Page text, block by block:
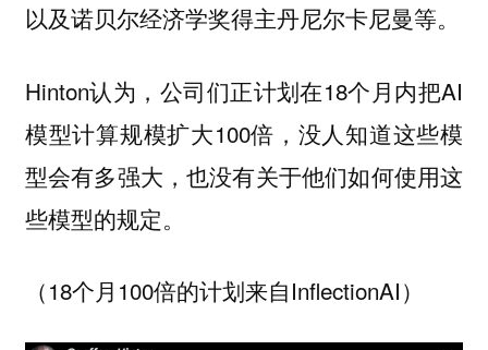
以及诺贝尔经济学奖得主丹尼尔卡尼曼等。
Hinton认为，公司们正计划在18个月内把AI
模型计算规模扩大100倍，没人知道这些模
型会有多强大，也没有关于他们如何使用这
些模型的规定。
（18个月100倍的计划来自InflectionAI）